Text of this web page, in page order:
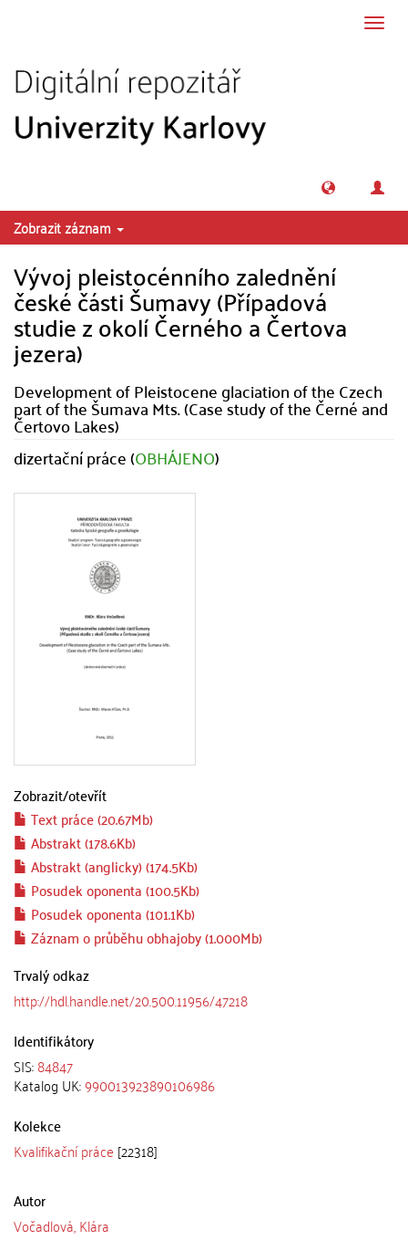
Zobrazit záznam
Vývoj pleistocénního zalednění
české části Šumavy (Případová
studie z okolí Černého a Čertova
jezera)
Development of Pleistocene glaciation of the Czech
part of the Šumava Mts. (Case study of the Černé and
Čertovo Lakes)
dizertační práce (OBHÁJENO)
Zobrazit/otevřít
Text práce (20.67Mb)
Abstrakt (178.6Kb)
Abstrakt (anglicky) (174.5Kb)
Posudek oponenta (100.5Kb)
Posudek oponenta (101.1Kb)
Záznam o průběhu obhajoby (1.000Mb)
Trvalý odkaz
http://hdl.handle.net/20.500.11956/47218
Identifikátory
SIS:84847
Katalog UK:990013923890106986
Kolekce
Kvalifikační práce [22318]
Autor
Vočadlová, Klára